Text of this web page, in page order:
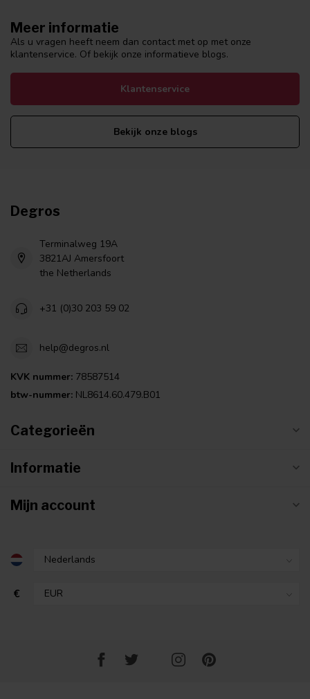
Meer informatie
Als u vragen heeft neem dan contact met op met onze
klantenservice. Of bekijk onze informatieve blogs.
Klantenservice
Bekijk onze blogs
Degros
Terminalweg 19A
3821AJ Amersfoort
the Netherlands
+31 (0)30 203 59 02
help@degros.nl
KVK nummer: 78587514
btw-nummer: NL8614.60.479.B01
Categorieën
Informatie
Mijn account
€